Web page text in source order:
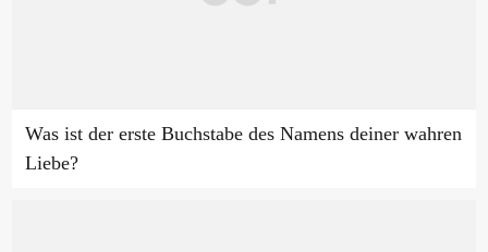
Was ist der erste Buchstabe des Namens deiner wahren
Liebe?